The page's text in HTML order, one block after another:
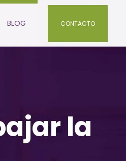
BLOG CONTACTO
la